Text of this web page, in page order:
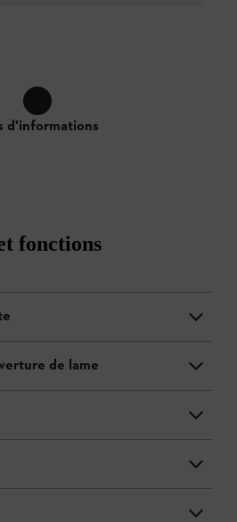
d'informations
fonctions
de lame